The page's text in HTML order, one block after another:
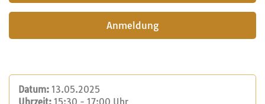
Anmeldung
Datum: 13.05.2025